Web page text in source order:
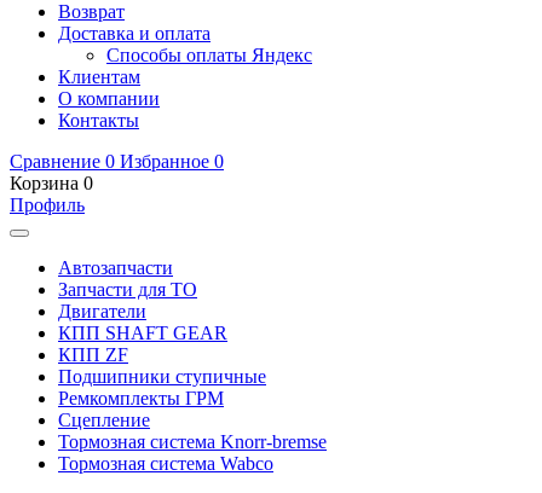
Возврат
Доставка и оплата
Способы оплаты Яндекс
Клиентам
О компании
Контакты
Сравнение 0 Избранное 0
Корзина 0
Профиль
Автозапчасти
Запчасти для ТО
Двигатели
КПП SHAFT GEAR
КПП ZF
Подшипники ступичные
Ремкомплекты ГРМ
Сцепление
Тормозная система Knorr-bremse
Тормозная система Wabco